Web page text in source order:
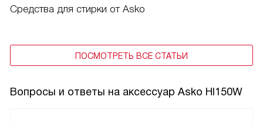
Средства для стирки от Asko
ПОСМОТРЕТЬ ВСЕ СТАТЬИ
Вопросы и ответы на аксессуар Asko HI150W